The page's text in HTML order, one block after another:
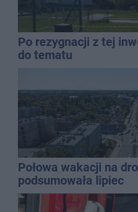
Po rezygnacji z tej
do tematu
Połowa wakacji na
podsumowała lipiec